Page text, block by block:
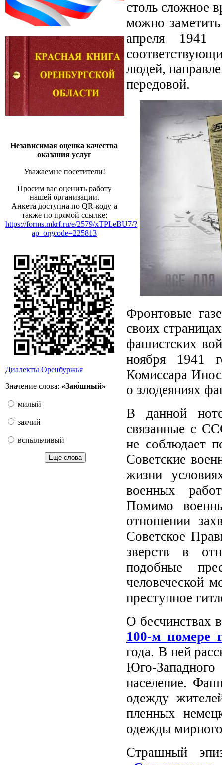
Независимая оценка качества
оказания услуг
Уважаемые посетители!
Просим вас оценить работу
нашей организации.
Анкета доступна по QR-коду, а
также по прямой ссылке:
https://forms.mkrf.ru/e/2579/xTPLeBU7/?
ap_orgcode=225813
Диалекты Оренбуржья
Значение слова: «Заю́шный»
милый
заячий
вспыльчивый
Еще слова
столь сложное
можно
апреля 1941
людей,
передовой.
Фронтовые
своих
фашистских
ноября 1941
Комиссара
о злодеяниях
В данной
связанные с
не соблюдает
Советские
жизни
военных
Помимо
отношении
Советское
зверств в
подобные
человеческой
преступное
О бесчинствах
100-м номере
года. В ней
Юго-
население.
одежду
пленных
одежды
Страшный